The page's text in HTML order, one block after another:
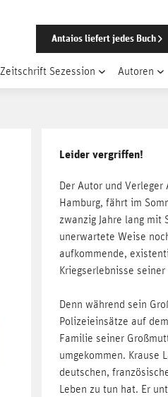
Antaios liefert jedes Buch
Zeitschrift Sezession Autoren
Leider vergriffen!
Der Autor und Verleger
Hamburg, fährt im
zwanzig Jahre lang
unerwartete Weise
aufkommende,
Kriegserlebnisse
Denn während sein
Polizeieinsätze auf
Familie seiner
umgekommen. Krause
deutschen,
Leben zu tun hat. Er